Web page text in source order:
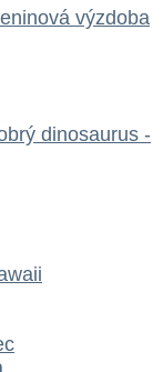
výzdoba
dinosaurus -